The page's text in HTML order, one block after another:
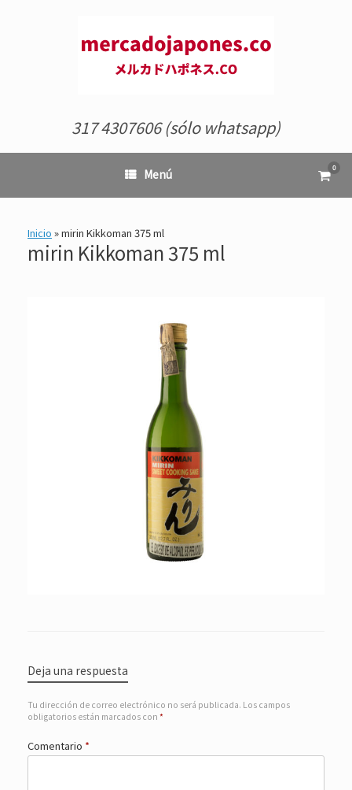
317 4307606 (sólo whatsapp)
Menú Ver
el
0
Inicio »mirin Kikkoman 375 ml
mirin Kikkoman 375 ml
Deja una respuesta
Tu dirección de correo electrónico no será publicada. Los campos
obligatorios están marcados con *
Comentario *